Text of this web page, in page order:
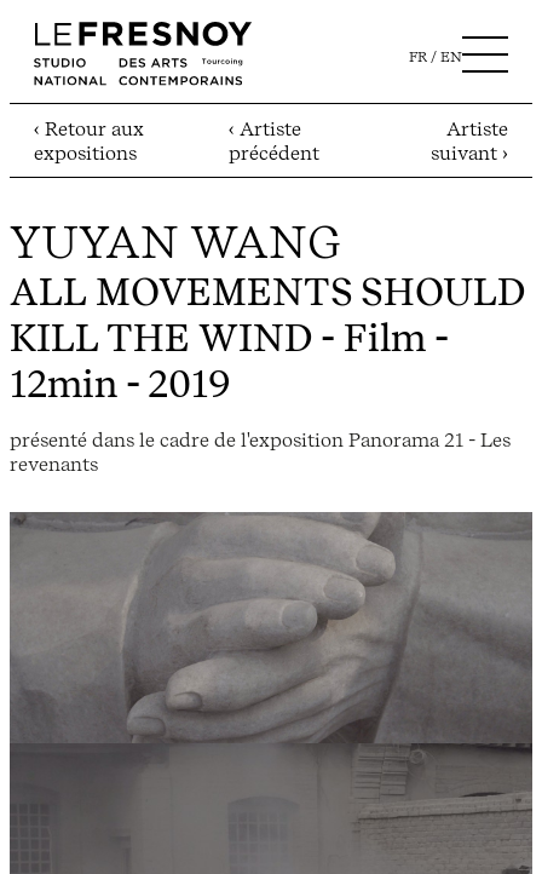
FR EN
‹ Retour aux
expositions
‹ Artiste
précédent
Artiste
suivant ›
YUYAN WANG
ALL MOVEMENTS SHOULD
KILL THE WIND - Film -
12min - 2019
présenté dans le cadre de l'exposition Panorama 21 - Les
revenants